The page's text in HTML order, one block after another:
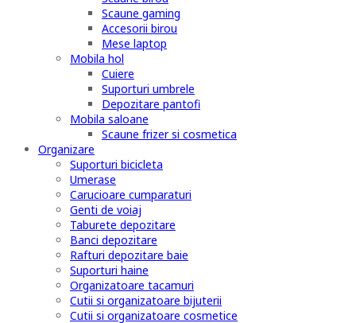
Scaune gaming
Accesorii birou
Mese laptop
Mobila hol
Cuiere
Suporturi umbrele
Depozitare pantofi
Mobila saloane
Scaune frizer si cosmetica
Organizare
Suporturi bicicleta
Umerase
Carucioare cumparaturi
Genti de voiaj
Taburete depozitare
Banci depozitare
Rafturi depozitare baie
Suporturi haine
Organizatoare tacamuri
Cutii si organizatoare bijuterii
Cutii si organizatoare cosmetice